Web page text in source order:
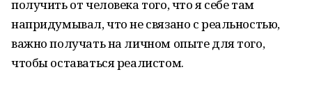
получить от человека того, что я себе там
напридумывал, что не связано с реальностью,
важно получать на личном опыте для того,
чтобы оставаться реалистом.